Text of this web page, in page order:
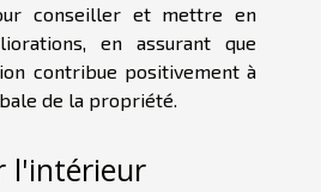
conseiller et mettre en
en assurant que
contribue positivement à
de la propriété.
l'intérieur